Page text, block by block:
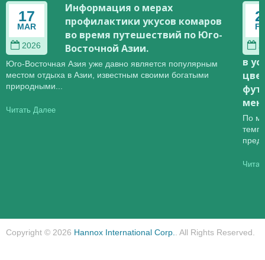
17
MAR
2026
Информация о мерах
профилактики укусов комаров
во время путешествий по Юго-
Восточной Азии.
Юго-Восточная Азия уже давно является популярным
местом отдыха в Азии, известным своими богатыми
природными...
Читать Далее
в
По
Copyright © 2026 Hannox International Corp. . All Rights Reserved.